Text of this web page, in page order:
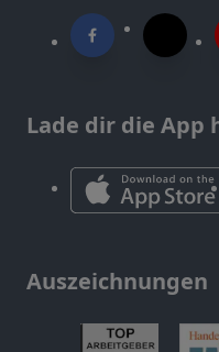
Lade dir die App
Auszeichnungen